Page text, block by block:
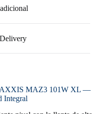
MAZ3 101W XL —
Integral